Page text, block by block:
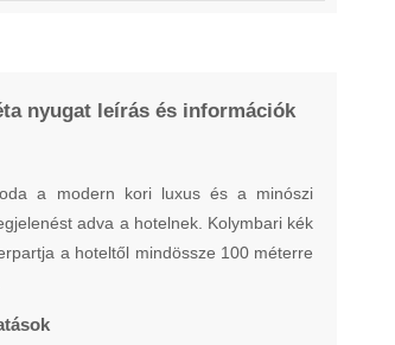
nyugat leírás és információk
a modern kori luxus és a minószi
adva a hotelnek. Kolymbari kék
a hoteltől mindössze 100 méterre